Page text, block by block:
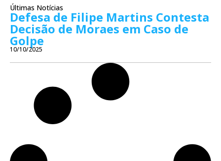
Últimas Notícias
Defesa de Filipe Martins Contesta
Decisão de Moraes em Caso de
Golpe
10/10/2025